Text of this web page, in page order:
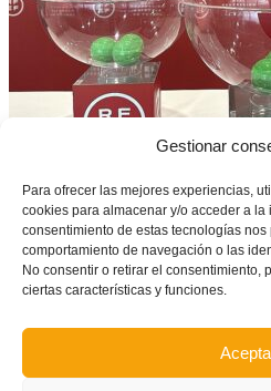
Gestionar
Para ofrecer las mejores experiencias,
cookies para almacenar y/o acceder a la
consentimiento de estas tecnologías nos
comportamiento de navegación o las
No consentir o retirar el consentimiento,
ciertas características y funciones.
| FUTSAL | El Alcorcón será el rival de
ronda de Copa de la Reina